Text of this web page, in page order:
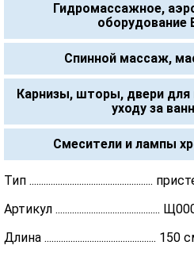
Гидромассажное,
оборудование
Спинной массаж,
Карнизы, шторы, двери для
уходу за
Смесители и лампы
Тип ....................................................
Артикул ............................................
Длина ............................................... 150